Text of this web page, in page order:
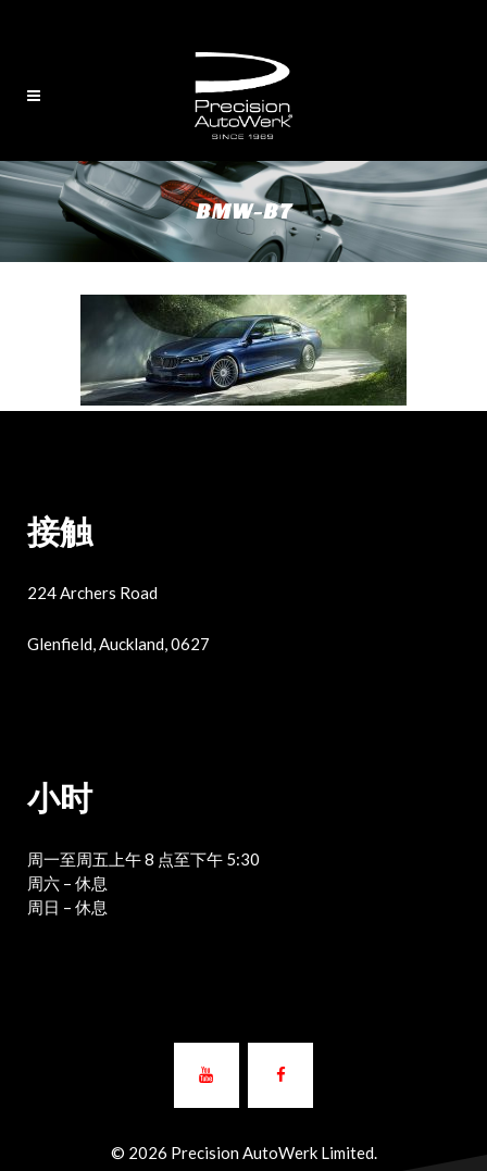
BMW-B7
接触
224 Archers Road
Glenfield, Auckland, 0627
小时
周一至周五上午 8 点至下午 5:30
周六 – 休息
周日 – 休息
© 2026 Precision AutoWerk Limited.